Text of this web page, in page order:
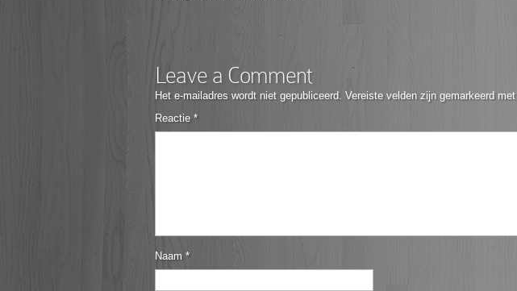
Leave a Comment
Het e-mailadres wordt niet gepubliceerd. Vereiste velden zijn gemarkeerd met
Reactie *
Naam *